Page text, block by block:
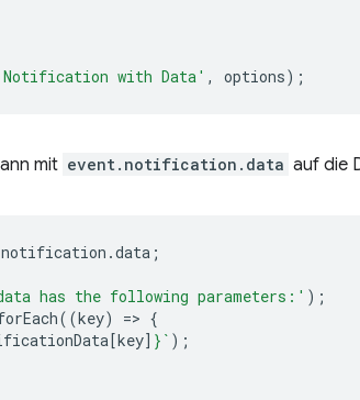
with Data' , options);
mit event.notification.data auf die
notification .data ;
has the following parameters:' );
((key) => {
[key] } ` );